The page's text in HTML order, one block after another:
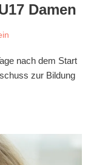
Damen
nach dem Start
zur Bildung